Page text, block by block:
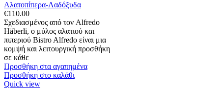
Αλατοπίπερα-Λαδόξυδα
€110.00
Σχεδιασμένος από τον Alfredo
Häberli, ο μύλος αλατιού και
πιπεριού Bistro Alfredo είναι μια
κομψή και λειτουργική προσθήκη
σε κάθε
Προσθήκη στα αγαπημένα
Προσθήκη στο καλάθι
Quick view